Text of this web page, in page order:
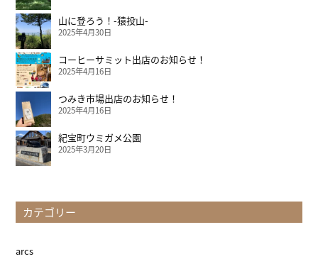
山に登ろう！-猿投山-
2025年4月30日
コーヒーサミット出店のお知らせ！
2025年4月16日
つみき市場出店のお知らせ！
2025年4月16日
紀宝町ウミガメ公園
2025年3月20日
カテゴリー
arcs